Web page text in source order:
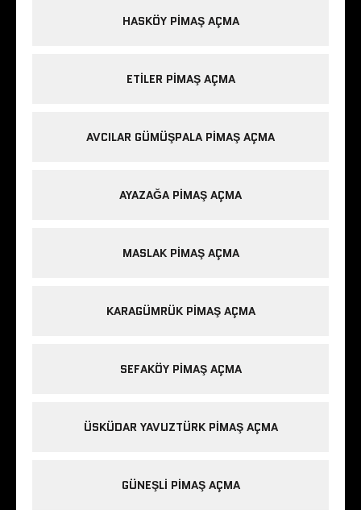
HASKÖY PIMAŞ AÇMA
ETILER PIMAŞ AÇMA
AVCILAR GÜMÜŞPALA PIMAŞ AÇMA
AYAZAĞA PIMAŞ AÇMA
MASLAK PIMAŞ AÇMA
KARAGÜMRÜK PIMAŞ AÇMA
SEFAKÖY PIMAŞ AÇMA
ÜSKÜDAR YAVUZTÜRK PIMAŞ AÇMA
GÜNEŞLI PIMAŞ AÇMA